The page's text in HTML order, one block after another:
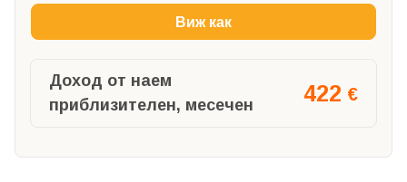
Виж как
Доход от наем
приблизителен, месечен
422 €